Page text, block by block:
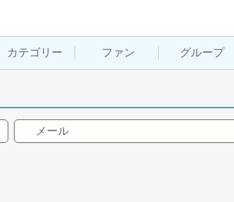
カテゴリー ファン グループ
メール